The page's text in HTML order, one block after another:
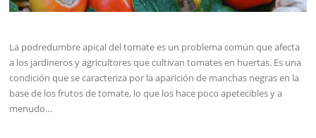
La podredumbre apical del tomate es un problema común que afecta
a los jardineros y agricultores que cultivan tomates en huertas. Es una
condición que se caracteriza por la aparición de manchas negras en la
base de los frutos de tomate, lo que los hace poco apetecibles y a
menudo…